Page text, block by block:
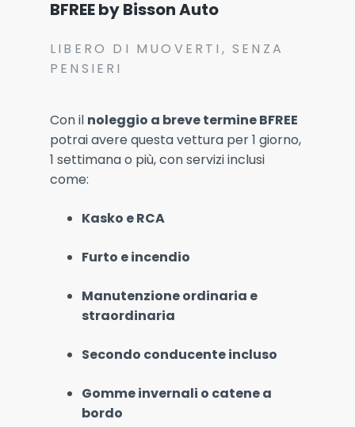
BFREE by Bisson Auto
LIBERO DI MUOVERTI, SENZA
PENSIERI
Con il noleggio a breve termine BFREE
potrai avere questa vettura per 1 giorno,
1 settimana o più, con servizi inclusi
come:
Kasko e RCA
Furto e incendio
Manutenzione ordinaria e
straordinaria
Secondo conducente incluso
Gomme invernali o catene a
bordo